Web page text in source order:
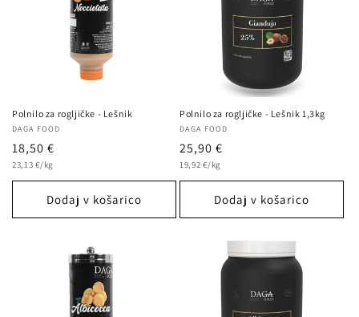
Polnilo za rogljičke - Lešnik
Ponudnik:
DAGA FOOD
Redna
cena
18,50 €
Cena
enoto
23,13 €/kg
Dodaj v košarico
Polnilo za rogljičke - Lešnik 1,3kg
Ponudnik:
DAGA FOOD
Redna
cena
25,90 €
Cena
enoto
19,92 €/kg
Dodaj v košarico